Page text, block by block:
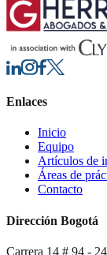
Enlaces
Inicio
Equipo
Artículos de
Áreas de
Contacto
Dirección Bogotá
Carrera 14 # 94 - 24